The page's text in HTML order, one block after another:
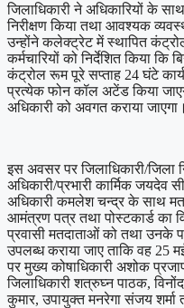
जिलाधिकारी ने अधिकारियों के
निरीक्षण किया तथा आवश्यक
उन्होंने कलेक्ट्रेट में स्थापित
कर्मचारियों को निर्देशित किया
कंट्रोल रूम पूरे सप्ताह 24 घंटे
प्रत्येक फोन कॉल अटेंड किया
अधिकारी को अवगत कराया जाएगा।
इस अवसर पर जिलाधिकारी/जिला
अधिकारी/प्रभारी कार्मिक जयदेव
अधिकारी कमलेश चन्द्र के साथ
आमंत्रण पत्र तथा पोस्टकार्ड का
प्रवासी मतदाताओं को तथा उनके
उपलब्ध कराया जाए ताकि वह
पर मुख्य कोषाधिकारी अशोक
जिलाधिकारी शत्रुघ्न पाठक,
कुमार, उपायुक्त मनरेगा संजय